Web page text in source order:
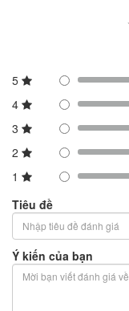
5
4
3
2
1
Tiêu đề
Ý kiến của bạn